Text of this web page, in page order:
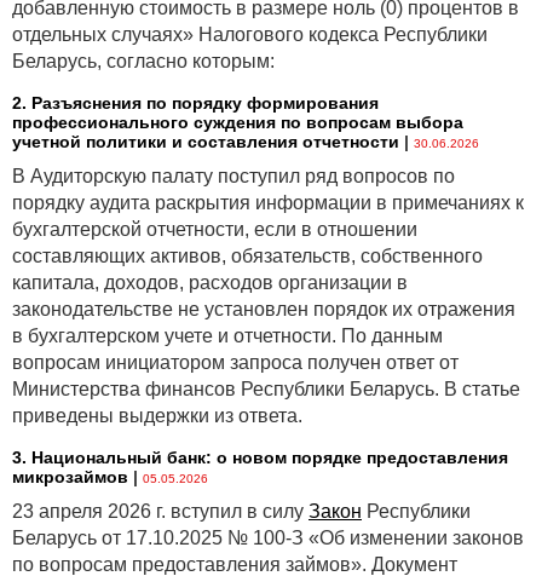
добавленную стоимость в размере ноль (0) процентов в
отдельных случаях» Налогового кодекса Республики
Беларусь, согласно которым:
2. Разъяснения по порядку формирования
профессионального суждения по вопросам выбора
учетной политики и составления отчетности | 30.06.2026
В Аудиторскую палату поступил ряд вопросов по
порядку аудита раскрытия информации в примечаниях к
бухгалтерской отчетности, если в отношении
составляющих активов, обязательств, собственного
капитала, доходов, расходов организации в
законодательстве не установлен порядок их отражения
в бухгалтерском учете и отчетности. По данным
вопросам инициатором запроса получен ответ от
Министерства финансов Республики Беларусь. В статье
приведены выдержки из ответа.
3. Национальный банк: о новом порядке предоставления
микрозаймов | 05.05.2026
23 апреля 2026 г. вступил в силу Закон Республики
Беларусь от 17.10.2025 № 100-З «Об изменении законов
по вопросам предоставления займов». Документ